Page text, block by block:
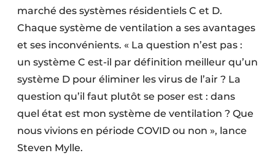
marché des systèmes résidentiels C et D.
Chaque système de ventilation a ses avantages
et ses inconvénients. « La question n’est pas :
un système C est-il par définition meilleur qu’un
système D pour éliminer les virus de l’air ? La
question qu’il faut plutôt se poser est : dans
quel état est mon système de ventilation ? Que
nous vivions en période COVID ou non », lance
Steven Mylle.